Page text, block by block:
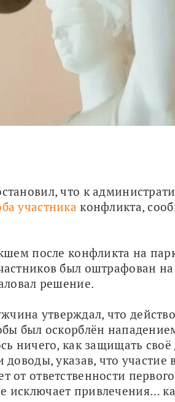
что к
участника конфликта,
после конфликта на
был оштрафован на
решение.
утверждал, что
был оскорблён
ничего, как защищать
указав, что участие
от ответственности
исключает привлечения…